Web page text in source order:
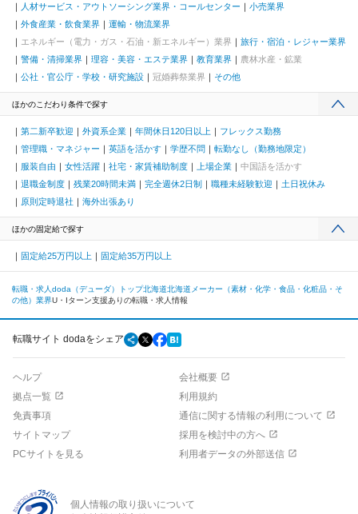
人材サービス・アウトソーシング業界・コールセンター
小売業界
外食産業・飲食業界
運輸・物流業界
エネルギー（電力・ガス・石油・新エネルギー）業界
旅行・宿泊・レジャー業界
警備・清掃業界
理容・美容・エステ業界 教育業界
農林水産・鉱業
公社・官公庁・学校・研究施設
冠婚葬祭業界 その他
ほかのこだわり条件で探す
第二新卒歓迎 外資系企業 年間休日120日以上
フレックス勤務
管理職・マネジャー
英語を活かす 学歴不問
転勤なし（勤務地限定）
服装自由
女性活躍 社宅・家賃補助制度 上場企業
中国語を活かす
退職金制度
残業20時間未満 完全週休2日制 職種未経験歓迎
土日祝休み
原則定時退社
海外出張あり
ほかの固定給で探す
固定給25万円以上 固定給35万円以上
転職・求人doda（デューダ）トップ北海道北海道 メーカー（素材・化学・食品・化粧品・そ
の他）業界U・Iターン支援ありの転職・求人情報
転職サイト dodaをシェア
ヘルプ
会社概要
拠点一覧
利用規約
免責事項
通信に関する情報の利用について
サイトマップ
採用を検討中の方へ
PCサイトを見る
利用者データの外部送信
個人情報の取り扱いについて